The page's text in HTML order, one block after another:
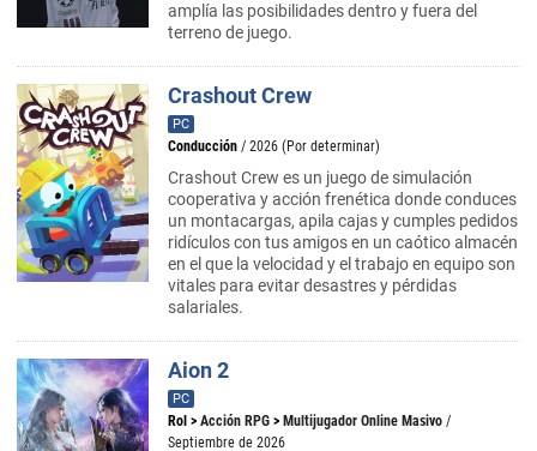
amplía las posibilidades dentro y fuera del
terreno de juego.
Crashout Crew
PC
Conducción / 2026 (Por determinar)
Crashout Crew es un juego de simulación
cooperativa y acción frenética donde conduces
un montacargas, apila cajas y cumples pedidos
ridículos con tus amigos en un caótico almacén
en el que la velocidad y el trabajo en equipo son
vitales para evitar desastres y pérdidas
salariales.
Aion 2
PC
Rol > Acción RPG > Multijugador Online Masivo /
Septiembre de 2026